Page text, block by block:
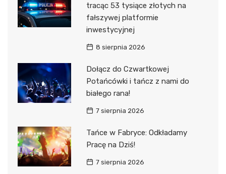
tracąc 53 tysiące złotych na
fałszywej platformie
inwestycyjnej
8 sierpnia 2026
Dołącz do Czwartkowej
Potańcówki i tańcz z nami do
białego rana!
7 sierpnia 2026
Tańce w Fabryce: Odkładamy
Pracę na Dziś!
7 sierpnia 2026